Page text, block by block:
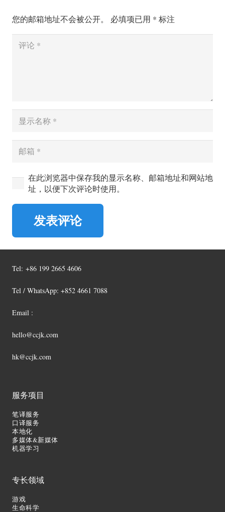
您的邮箱地址不会被公开。 必填项已用 * 标注
在此浏览器中保存我的显示名称、邮箱地址和网站地
址，以便下次评论时使用。
发表评论
Tel: +86 199 2665 4606
Tel / WhatsApp: +852 4661 7088
Email :
hello@ccjk.com
hk@ccjk.com
服务项目
笔译服务
口译服务
本地化
多媒体&新媒体
机器学习
专长领域
游戏
生命科学